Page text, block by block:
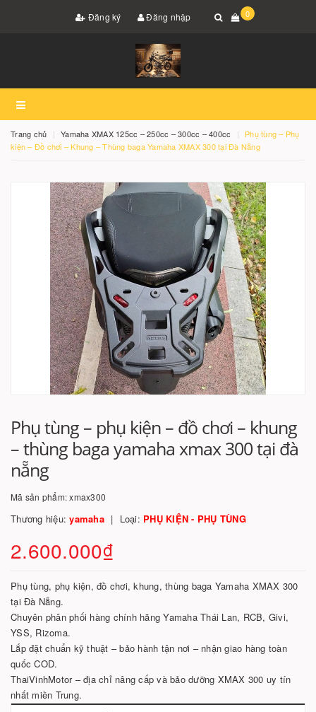
Đăng ký Đăng nhập 0
Trang chủ Yamaha XMAX 125cc – 250cc – 300cc – 400cc
Phụ tùng – Phụ
kiện – Đồ chơi – Khung – Thùng baga Yamaha XMAX 300 tại Đà Nẵng
Phụ tùng – phụ kiện – đồ chơi – khung
– thùng baga yamaha xmax 300 tại đà
nẵng
Mã sản phẩm:xmax300
Thương hiệu:yamaha Loại: PHỤ KIỆN - PHỤ TÙNG
2.600.000₫
Phụ tùng, phụ kiện, đồ chơi, khung, thùng baga Yamaha XMAX 300
tại Đà Nẵng.
Chuyên phân phối hàng chính hãng Yamaha Thái Lan, RCB, Givi,
YSS, Rizoma.
Lắp đặt chuẩn kỹ thuật – bảo hành tận nơi – nhận giao hàng toàn
quốc COD.
ThaiVinhMotor – địa chỉ nâng cấp và bảo dưỡng XMAX 300 uy tín
nhất miền Trung.